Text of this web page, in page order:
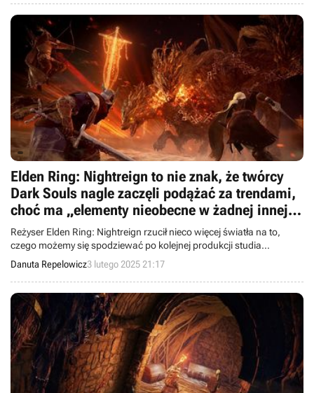
wstępne odczucia.
Elden Ring: Nightreign to nie znak, że twórcy
Dark Souls nagle zaczęli podążać za trendami,
choć ma „elementy nieobecne w żadnej innej
grze FromSoftware”
Reżyser Elden Ring: Nightreign rzucił nieco więcej światła na to,
czego możemy się spodziewać po kolejnej produkcji studia
FromSoftware.
Danuta Repelowicz3 lutego 2025 21:17